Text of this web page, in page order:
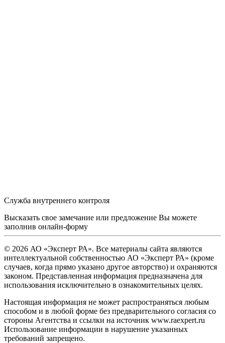
Служба внутреннего контроля
Высказать свое замечание или предложение Вы можете
заполнив онлайн-форму
© 2026 АО «Эксперт РА». Все материалы сайта являются
интеллектуальной собственностью АО «Эксперт РА» (кроме
случаев, когда прямо указано другое авторство) и охраняются
законом. Представленная информация предназначена для
использования исключительно в ознакомительных целях.
Настоящая информация не может распространяться любым
способом и в любой форме без предварительного согласия со
стороны Агентства и ссылки на источник www.raexpert.ru
Использование информации в нарушение указанных
требований запрещено.